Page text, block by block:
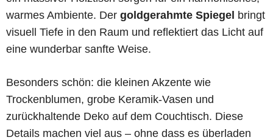
warmes Ambiente. Der goldgerahmte Spiegel bringt
visuell Tiefe in den Raum und reflektiert das Licht auf
eine wunderbar sanfte Weise.
Besonders schön: die kleinen Akzente wie
Trockenblumen, grobe Keramik-Vasen und
zurückhaltende Deko auf dem Couchtisch. Diese
Details machen viel aus – ohne dass es überladen